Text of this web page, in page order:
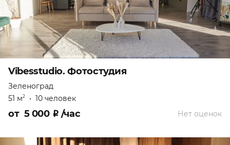
Vibesstudio. Фотостудия
Зеленоград
51 м2 • 10 человек
Нет оценок
от 5 000 ₽ /час